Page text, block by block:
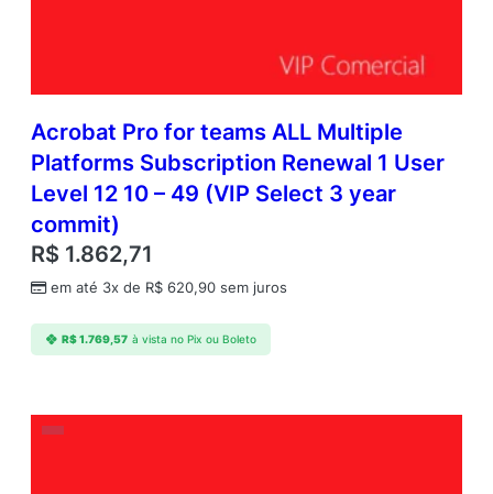
Acrobat Pro for teams ALL Multiple
Platforms Subscription Renewal 1 User
Level 12 10 – 49 (VIP Select 3 year
commit)
R$ 1.862,71
em até 3x de R$ 620,90 sem juros
R$1.769,57 à vista no Pix ou Boleto